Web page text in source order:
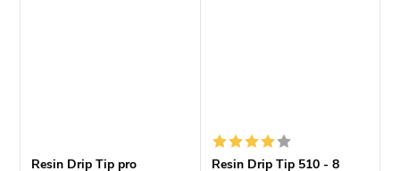
Resin Drip Tip pro
Resin Drip Tip 510 - 8